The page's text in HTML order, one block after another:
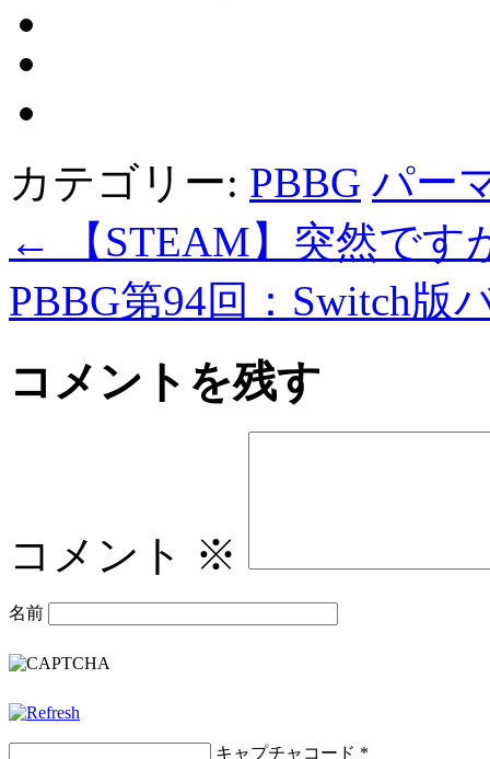
カテゴリー: PBBG パー
←
【STEAM】突然です
PBBG第94回：Switch版
コメントを残す
コメント ※
名前
キャプチャコード *